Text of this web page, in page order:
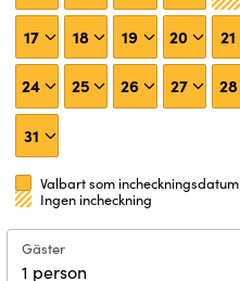
17 18 19 20 21
24 25 26 27 28
31
Valbart som incheckningsdatum
Ingen incheckning
Gäster
1 person